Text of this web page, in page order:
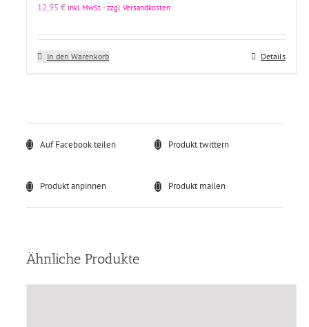
12,95 € inkl. MwSt. - zzgl. Versandkosten
In den Warenkorb Details
Auf Facebook teilen Produkt twittern
Produkt anpinnen Produkt mailen
Ähnliche Produkte